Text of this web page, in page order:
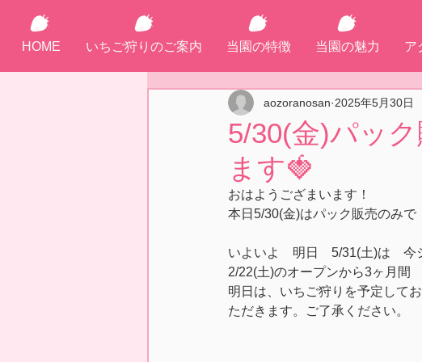
HOME いちご狩りのご案内 当園の特徴 当園の魅力 ア
5/30(金)パッ
ます🍓
aozoranosan 2025年5月30日
おはようござまいます！
本日5/30(金)はパック販売のみで
いよいよ　明日　5/31(土)は　今
2/22(土)のオープンから3ヶ月間
明日は、いちご狩りを予定して
ただきます。ご了承ください。